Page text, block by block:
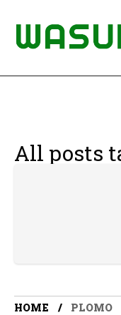
All posts
HOME PLOMO